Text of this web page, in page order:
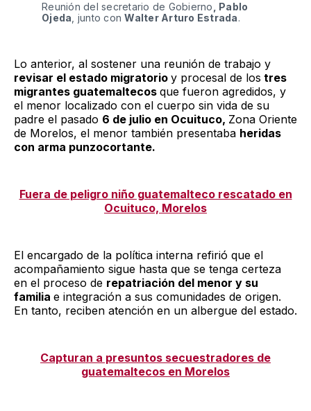
Reunión del secretario de Gobierno, Pablo
Ojeda, junto conWalter Arturo Estrada.
Lo anterior, al sostener una reunión de trabajo y
revisar el estado migratorio y procesal de los tres
migrantes guatemaltecos que fueron agredidos, y
el menor localizado con el cuerpo sin vida de su
padre el pasado 6 de julio en Ocuituco, Zona Oriente
de Morelos, el menor también presentaba heridas
con arma punzocortante.
Fuera de peligro niño guatemalteco rescatado en
Ocuituco, Morelos
El encargado de la política interna refirió que el
acompañamiento sigue hasta que se tenga certeza
en el proceso de repatriación del menor y su
familia e integración a sus comunidades de origen.
En tanto, reciben atención en un albergue del estado.
Capturan a presuntos secuestradores de
guatemaltecos en Morelos